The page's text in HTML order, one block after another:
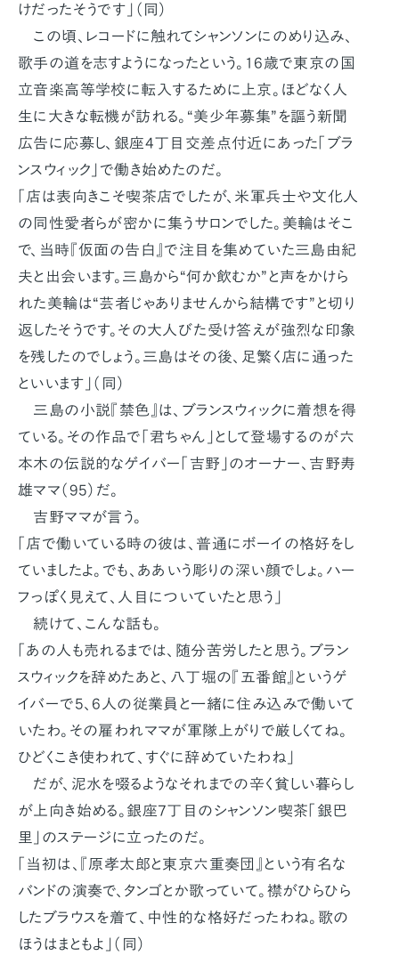
けだったそうです」（同）
この頃、レコードに触れてシャンソンにのめり込み、
歌手の道を志すようになったという。16歳で東京の国
立音楽高等学校に転入するために上京。ほどなく人
生に大きな転機が訪れる。“美少年募集”を謳う新聞
広告に応募し、銀座4丁目交差点付近にあった「ブラ
ンスウィック」で働き始めたのだ。
「店は表向きこそ喫茶店でしたが、米軍兵士や文化人
の同性愛者らが密かに集うサロンでした。美輪はそこ
で、当時『仮面の告白』で注目を集めていた三島由紀
夫と出会います。三島から“何か飲むか”と声をかけら
れた美輪は“芸者じゃありませんから結構です”と切り
返したそうです。その大人びた受け答えが強烈な印象
を残したのでしょう。三島はその後、足繁く店に通った
といいます」（同）
三島の小説『禁色』は、ブランスウィックに着想を得
ている。その作品で「君ちゃん」として登場するのが六
本木の伝説的なゲイバー「吉野」のオーナー、吉野寿
雄ママ（95）だ。
吉野ママが言う。
「店で働いている時の彼は、普通にボーイの格好をし
ていましたよ。でも、ああいう彫りの深い顔でしょ。ハー
フっぽく見えて、人目についていたと思う」
続けて、こんな話も。
「あの人も売れるまでは、随分苦労したと思う。ブラン
スウィックを辞めたあと、八丁堀の『五番館』というゲ
イバーで5、6人の従業員と一緒に住み込みで働いて
いたわ。その雇われママが軍隊上がりで厳しくてね。
ひどくこき使われて、すぐに辞めていたわね」
だが、泥水を啜るようなそれまでの辛く貧しい暮らし
が上向き始める。銀座7丁目のシャンソン喫茶「銀巴
里」のステージに立ったのだ。
「当初は、『原孝太郎と東京六重奏団』という有名な
バンドの演奏で、タンゴとか歌っていて。襟がひらひら
したブラウスを着て、中性的な格好だったわね。歌の
ほうはまともよ」（同）